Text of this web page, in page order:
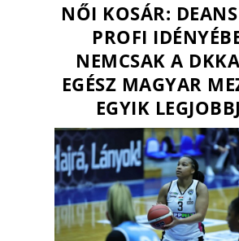
NŐI KOSÁR:
PROFI
NEMCSAK A
EGÉSZ MAGYAR
EGYIK